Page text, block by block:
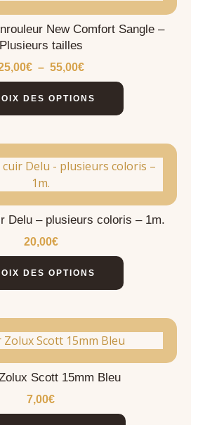
New Comfort Sangle –
Plusieurs tailles
€ – 55,00€
DES OPTIONS
Delu – plusieurs coloris – 1m.
20,00€
DES OPTIONS
Scott 15mm Bleu
7,00€